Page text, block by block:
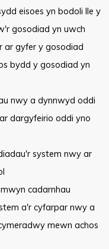
eisoes yn bodoli lle y
gosodiad yn uwch
ar gyfer y gosodiad
bydd y gosodiad yn
nwy a dynnwyd oddi
dargyfeirio oddi yno
system nwy ar
cadarnhau
a'r cyfarpar nwy a
mewn achos